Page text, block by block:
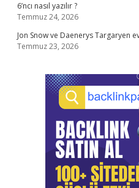
6’ncı nasıl yazılır ?
Temmuz 24, 2026
Jon Snow ve Daenerys Targaryen
Temmuz 23, 2026